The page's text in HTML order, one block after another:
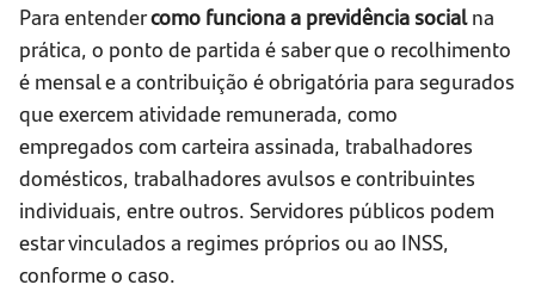
Para entendercomo funciona a previdência socialna
prática, o ponto de partida é saber que o recolhimento
é mensal e a contribuição é obrigatória para segurados
que exercem atividade remunerada, como
empregados com carteira assinada, trabalhadores
domésticos, trabalhadores avulsos e contribuintes
individuais, entre outros. Servidores públicos podem
estar vinculados a regimes próprios ou ao INSS,
conforme o caso.